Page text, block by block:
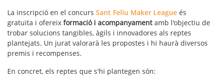
La inscripció en el concurs Sant Feliu Maker League és
gratuïta i ofereix formació i acompanyamentamb l'objectiu de
trobar solucions tangibles, àgils i innovadores als reptes
plantejats. Un jurat valorarà les propostes i hi haurà diversos
premis i recompenses.
En concret, els reptes que s'hi plantegen són: